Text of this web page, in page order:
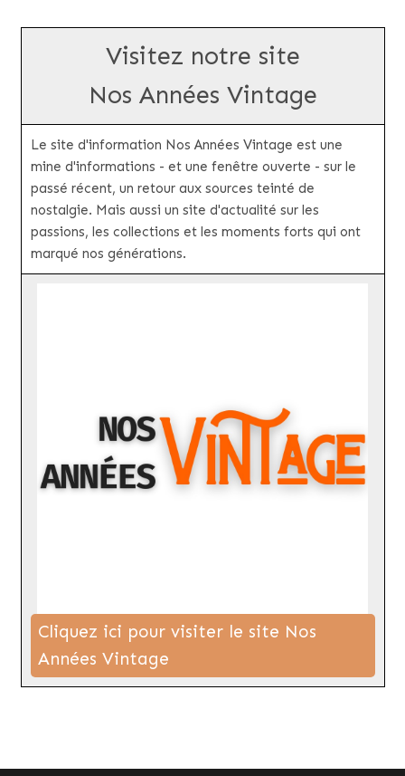
Visitez notre site
Nos Années Vintage
Le site d'information Nos Années Vintage est une
mine d'informations - et une fenêtre ouverte - sur le
passé récent, un retour aux sources teinté de
nostalgie. Mais aussi un site d'actualité sur les
passions, les collections et les moments forts qui ont
marqué nos générations.
Cliquez ici pour visiter le site Nos
Années Vintage